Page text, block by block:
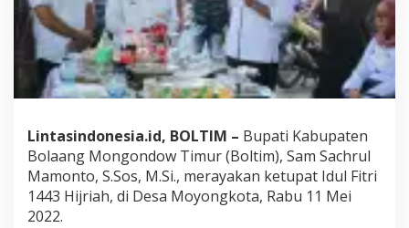
k
a
K
e
t
a
t
B
e
r
Lintasindonesia.id, BOLTIM – Bupati Kabupaten
Bolaang Mongondow Timur (Boltim), Sam Sachrul
Mamonto, S.Sos, M.Si., merayakan ketupat Idul Fitri
1443 Hijriah, di Desa Moyongkota, Rabu 11 Mei
2022.